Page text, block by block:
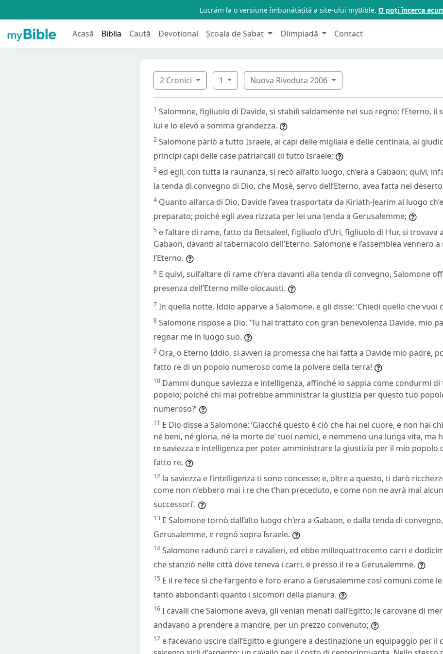
Lucrăm la o versiune îmbunătățită a site-ului myBible. O poți încerca
Acasă Biblia Caută Devoțional Școala de Sabat Olimpiadă Contact
2 Cronici 1 Nuova Riveduta 2006
1 Salomone, figliuolo di Davide, si stabilì saldamente nel suo regno; l’Eterno, il
lui e lo elevò a somma grandezza.
2 Salomone parlò a tutto Israele, ai capi delle migliaia e delle centinaia, ai
principi capi delle case patriarcali di tutto Israele;
3 ed egli, con tutta la raunanza, si recò all’alto luogo, ch’era a Gabaon; quivi,
la tenda di convegno di Dio, che Mosè, servo dell’Eterno, avea fatta nel
4 Quanto all’arca di Dio, Davide l’avea trasportata da Kiriath-Jearim al luogo
preparato; poiché egli avea rizzata per lei una tenda a Gerusalemme;
5 e l’altare di rame, fatto da Betsaleel, figliuolo d’Uri, figliuolo di Hur, si trovava
Gabaon, davanti al tabernacolo dell’Eterno. Salomone e l’assemblea vennero
l’Eterno.
6 E quivi, sull’altare di rame ch’era davanti alla tenda di convegno, Salomone
presenza dell’Eterno mille olocausti.
7 In quella notte, Iddio apparve a Salomone, e gli disse: ‘Chiedi quello che vuoi
8 Salomone rispose a Dio: ‘Tu hai trattato con gran benevolenza Davide, mio
regnar me in luogo suo.
9 Ora, o Eterno Iddio, si avveri la promessa che hai fatta a Davide mio padre,
fatto re di un popolo numeroso come la polvere della terra!
10 Dammi dunque saviezza e intelligenza, affinché io sappia come condurmi
popolo; poiché chi mai potrebbe amministrar la giustizia per questo tuo
numeroso?’
11 E Dio disse a Salomone: ‘Giacché questo è ciò che hai nel cuore, e non hai
né beni, né gloria, né la morte de’ tuoi nemici, e nemmeno una lunga vita, ma
te saviezza e intelligenza per poter amministrare la giustizia per il mio popolo
fatto re,
12 la saviezza e l’intelligenza ti sono concesse; e, oltre a questo, ti darò
come non n’ebbero mai i re che t’han preceduto, e come non ne avrà mai
successori’.
13 E Salomone tornò dall’alto luogo ch’era a Gabaon, e dalla tenda di
Gerusalemme, e regnò sopra Israele.
14 Salomone radunò carri e cavalieri, ed ebbe millequattrocento carri e
che stanziò nelle città dove teneva i carri, e presso il re a Gerusalemme.
15 E il re fece sì che l’argento e l’oro erano a Gerusalemme così comuni come
tanto abbondanti quanto i sicomori della pianura.
16 I cavalli che Salomone aveva, gli venian menati dall’Egitto; le carovane di
andavano a prendere a mandre, per un prezzo convenuto;
17 e facevano uscire dall’Egitto e giungere a destinazione un equipaggio per il